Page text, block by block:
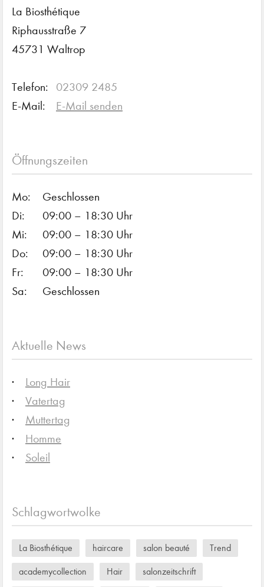
La Biosthétique
Riphausstraße 7
45731 Waltrop
Telefon:
02309 2485
E-Mail:
E-Mail senden
Öffnungszeiten
Mo:
Geschlossen
Di:
09:00 – 18:30 Uhr
Mi:
09:00 – 18:30 Uhr
Do:
09:00 – 18:30 Uhr
Fr:
09:00 – 18:30 Uhr
Sa:
Geschlossen
Aktuelle News
Long Hair
Vatertag
Muttertag
Homme
Soleil
Schlagwortwolke
La Biosthétique haircare salon beauté Trend
academycollection Hair salonzeitschrift